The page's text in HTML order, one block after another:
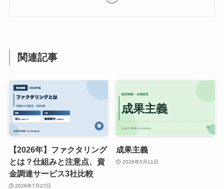
関連記事
【2026年】ファクタリング
とは？仕組みと注意点、資
金調達サービス3社比較
2026年7月27日
成果主義
2026年5月11日